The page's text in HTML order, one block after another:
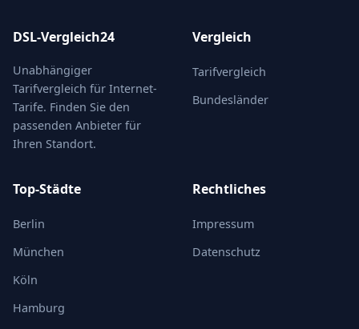
DSL-Vergleich24
Unabhängiger
Tarifvergleich für Internet-
Tarife. Finden Sie den
passenden Anbieter für
Ihren Standort.
Vergleich
Tarifvergleich
Bundesländer
Top-Städte
Berlin
München
Köln
Hamburg
Rechtliches
Impressum
Datenschutz